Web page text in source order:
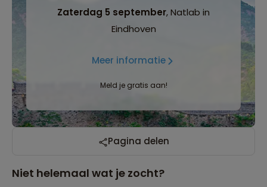
Zaterdag 5 september, Natlab in
Eindhoven
Meer informatie
Meld je gratis aan!
Pagina delen
Niet helemaal wat je zocht?